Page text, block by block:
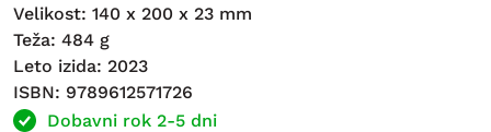
Velikost: 140 x 200 x 23 mm
Teža: 484 g
Leto izida: 2023
ISBN: 9789612571726
Dobavni rok 2-5 dni